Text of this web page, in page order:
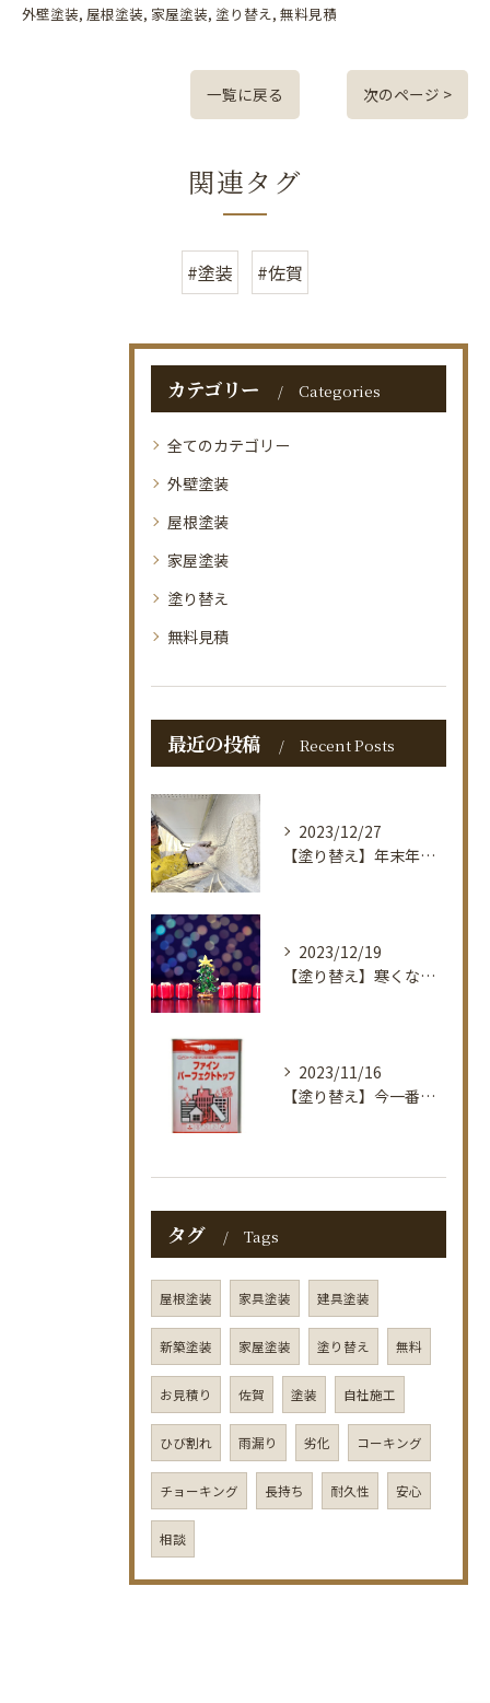
外壁塗装 屋根塗装 家屋塗装 塗り替え 無料見積
一覧に戻る 次のページ >
関連タグ
#塗装 #佐賀
カテゴリー Categories
全てのカテゴリー
外壁塗装
屋根塗装
家屋塗装
塗り替え
無料見積
最近の投稿 Recent Posts
2023/12/27
【塗り替え】年末年始休暇のお知らせ。佐賀で塗装のお困りごとなら｜タナカ塗装店
2023/12/19
【塗り替え】寒くなりました！佐賀で塗装のお困りごとなら｜タナカ塗装店
2023/11/16
【塗り替え】今一番オススメしている塗料紹介！佐賀で塗装のお困りごとなら｜タナカ塗装店
タグ Tags
屋根塗装 家具塗装 建具塗装
新築塗装 家屋塗装 塗り替え 無料
お見積り 佐賀 塗装 自社施工
ひび割れ 雨漏り 劣化 コーキング
チョーキング 長持ち 耐久性 安心
相談